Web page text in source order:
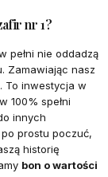
nr 1?
pełni nie oddadzą
Zamawiając nasz
To inwestycja w
100% spełni
innych
prostu poczuć,
historię
bon o wartości